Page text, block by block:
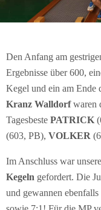
Den Anfang am
Ergebnisse über 600,
Kegel und ein am Ende
Kranz Walldorfwaren
Tagesbeste PATRICK
(603, PB), VOLKER
Im Anschluss war unsere
Kegeln gefordert. Die
und gewannen